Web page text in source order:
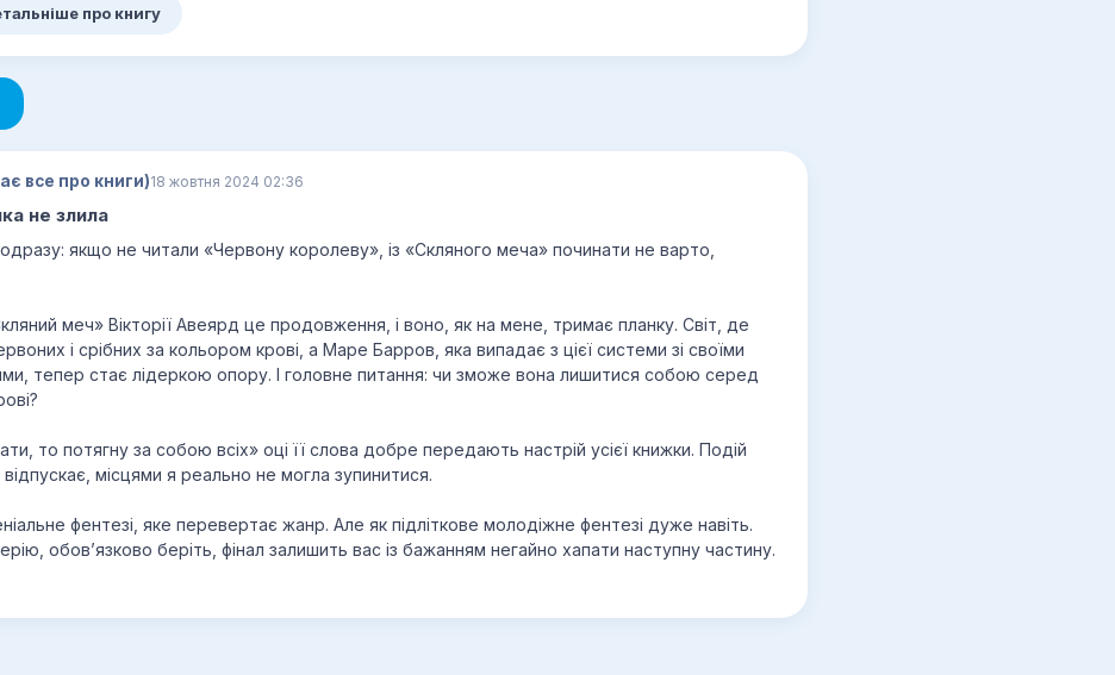
про книгу
все про книги)18 жовтня 2024 02:36
не злила
якщо не читали «Червону королеву», із «Скляного меча» починати не варто,
меч» Вікторії Авеярд це продовження, і воно, як на мене, тримає планку. Світ, де
і срібних за кольором крові, а Маре Барров, яка випадає з цієї системи зі своїми
тепер стає лідеркою опору. І головне питання: чи зможе вона лишитися собою серед
то потягну за собою всіх» оці її слова добре передають настрій усієї книжки. Подій
місцями я реально не могла зупинитися.
фентезі, яке перевертає жанр. Але як підліткове молодіжне фентезі дуже навіть.
обовʼязково беріть, фінал залишить вас із бажанням негайно хапати наступну частину.